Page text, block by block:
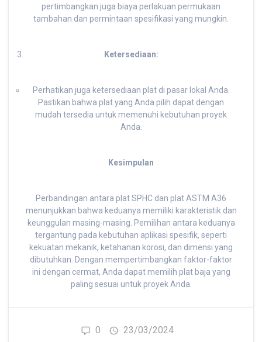
pertimbangkan juga biaya perlakuan permukaan
tambahan dan permintaan spesifikasi yang mungkin.
Ketersediaan:
Perhatikan juga ketersediaan plat di pasar lokal Anda.
Pastikan bahwa plat yang Anda pilih dapat dengan
mudah tersedia untuk memenuhi kebutuhan proyek
Anda.
Kesimpulan
Perbandingan antara plat SPHC dan plat ASTM A36
menunjukkan bahwa keduanya memiliki karakteristik dan
keunggulan masing-masing. Pemilihan antara keduanya
tergantung pada kebutuhan aplikasi spesifik, seperti
kekuatan mekanik, ketahanan korosi, dan dimensi yang
dibutuhkan. Dengan mempertimbangkan faktor-faktor
ini dengan cermat, Anda dapat memilih plat baja yang
paling sesuai untuk proyek Anda.
0 23/03/2024